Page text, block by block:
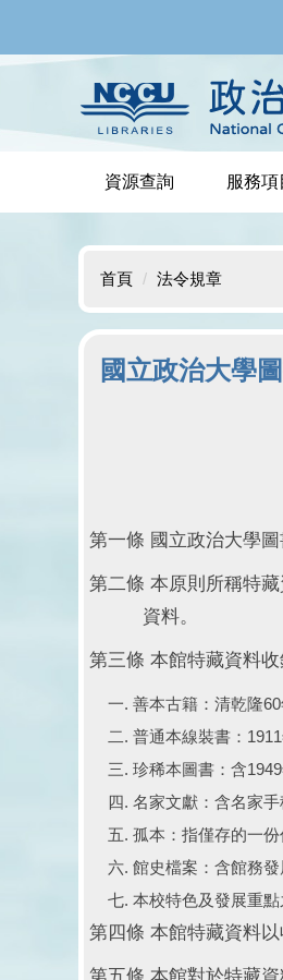
主
容
資源查詢 服務項
首頁 法令規章
國立政治大學
第一條 國立政治大學
第二條 本原則所稱特
資料。
第三條 本館特藏資料收
善本古籍：清乾隆
普通本線裝書：
珍稀本圖書：含
名家文獻：含名家手
孤本：指僅存的一
館史檔案：含館務發
本校特色及發展重
第四條 本館特藏資料
第五條 本館對於特藏